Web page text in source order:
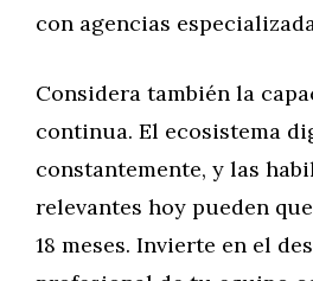
con agencias
Considera también la
continua. El ecosistema
constantemente, y las
relevantes hoy pueden
18 meses. Invierte en el